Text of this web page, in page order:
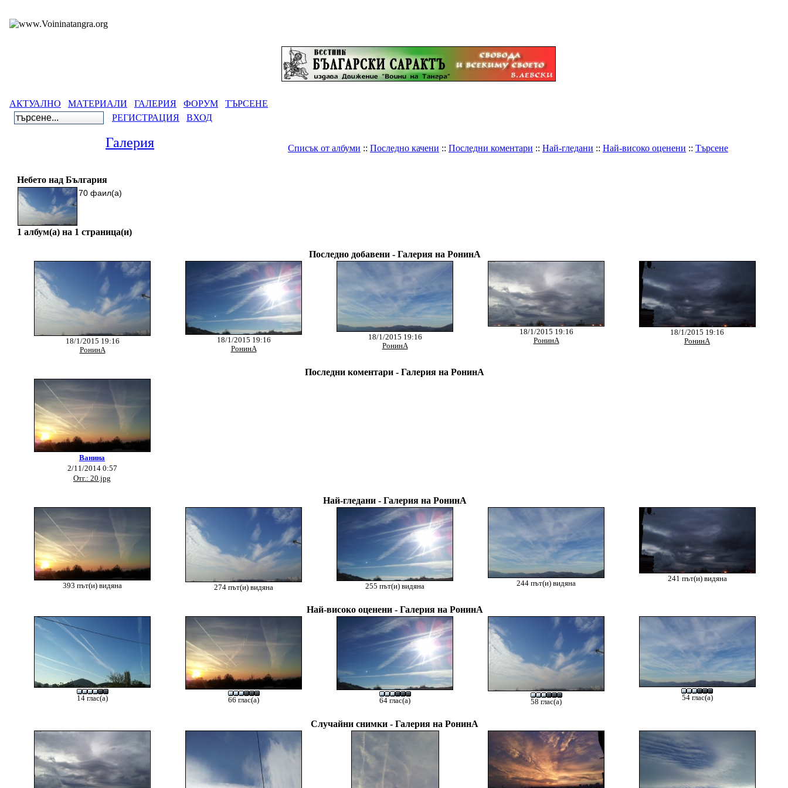
АКТУАЛНО МАТЕРИАЛИ ГАЛЕРИЯ ФОРУМ
ТЪРСЕНЕ
РЕГИСТРАЦИЯ
ВХОД
Галерия Списък от албуми :: Последно качени :: Последни коментари :: Най-гледани :: Най-високо оценени :: Търсене
Небето над България
70 фаил(а)
1 албум(а) на 1 страница(и)
Последно добавени - Галерия на РонинА
18/1/2015 19:16
РонинА
18/1/2015 19:16
РонинА
18/1/2015 19:16
РонинА
18/1/2015 19:16
РонинА
18/1/2015 19:16
РонинА
Последни коментари - Галерия на РонинА
Ванина
2/11/2014 0:57
Отг.: 20.jpg
Най-гледани - Галерия на РонинА
393 път(и) видяна 274 път(и) видяна 255 път(и) видяна 244 път(и) видяна
241 път(и) видяна
Най-високо оценени - Галерия на РонинА
14 глас(а) 66 глас(а) 64 глас(а) 58 глас(а) 54 глас(а)
Случайни снимки - Галерия на РонинА